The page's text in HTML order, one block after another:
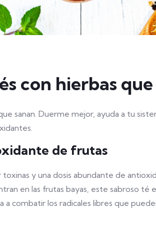
con hierbas
sanan. Duerme mejor, ayuda a tu
de frutas
y una dosis abundante de
en las frutas bayas, este sabroso té
a combatir los radicales libres que